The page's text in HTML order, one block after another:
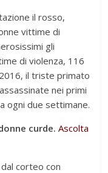
il rosso,
vittime di
gli
di violenza, 116
il triste primato
nei primi
ogni due settimane.
curde. Ascolta
corteo con